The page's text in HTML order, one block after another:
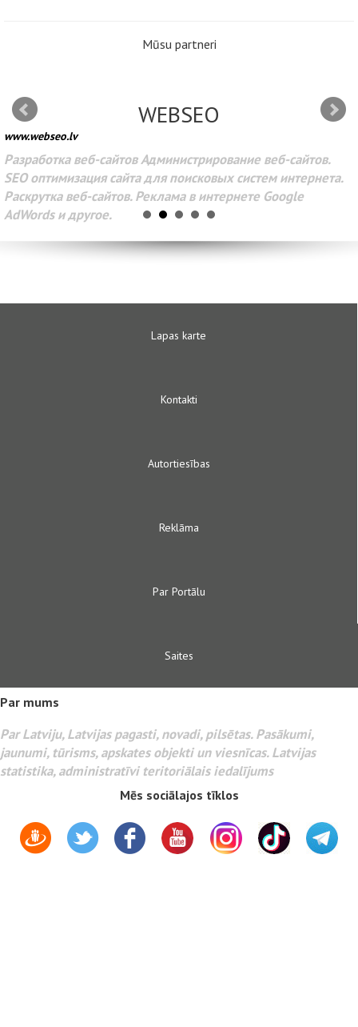
Mūsu partneri
WEBSEO
www.webseo.lv
Разработка веб-сайтов Администрирование веб-сайтов.
SEO оптимизация сайта для поисковых систем интернета.
Раскрутка веб-сайтов. Реклама в интернете Google
AdWords и другое.
Lapas karte
Kontakti
Autortiesības
Reklāma
Par Portālu
Saites
Par mums
Par Latviju, Latvijas pagasti, novadi, pilsētas. Pasākumi,
jaunumi, tūrisms, apskates objekti un viesnīcas. Latvijas
statistika, administratīvi teritoriālais iedalījums
Mēs sociālajos tīklos